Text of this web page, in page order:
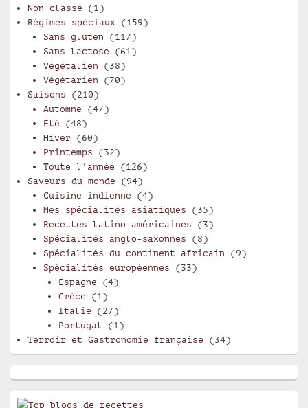
Non classé (1)
Régimes spéciaux (159)
Sans gluten (117)
Sans lactose (61)
Végétalien (38)
Végétarien (70)
Saisons (210)
Automne (47)
Eté (48)
Hiver(60)
Printemps (32)
Toute l'année (126)
Saveurs du monde (94)
Cuisine indienne (4)
Mes spécialités asiatiques (35)
Recettes latino-américaines (3)
Spécialités anglo-saxonnes (8)
Spécialités du continent africain (9)
Spécialités européennes (33)
Espagne (4)
Grèce (1)
Italie (27)
Portugal
(1)
Terroir et Gastronomie française (34)